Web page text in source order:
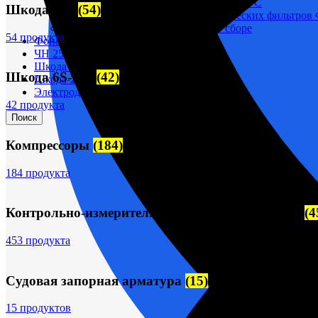
Корпусы гидравлических фильтров ФГС
Фильтрующие элементы гидравлических
Фильтры гидравлические ФГС в сборе
Фонари
ЧН 25/34
Шкода 6S-160
Шкода-275
Электродвигатели
Поиск
Шкода-275 (54)
54 продукта
Шкода 6S-160 (42)
42 продукта
Компрессоры (184)
184 продукта
Контрольно-измерительные приборы (КИПиА)
453 продукта
Судовая запорная арматура (15)
15 продуктов